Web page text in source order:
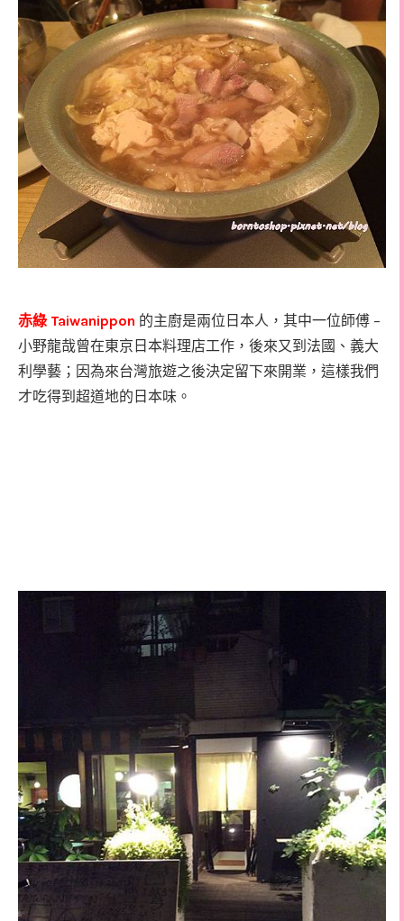
赤綠 Taiwanippon 的主廚是兩位日本人，其中一位師傅 –
小野龍哉曾在東京日本料理店工作，後來又到法國、義大
利學藝；因為來台灣旅遊之後決定留下來開業，這樣我們
才吃得到超道地的日本味。